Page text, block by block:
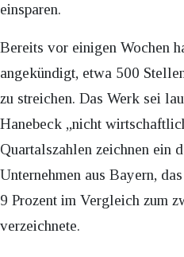
einsparen.
Bereits vor einigen Wochen
angekündigt, etwa 500
zu streichen. Das Werk sei
Hanebeck „nicht
Quartalszahlen zeichnen ein
Unternehmen aus Bayern,
9 Prozent im Vergleich zum
verzeichnete.